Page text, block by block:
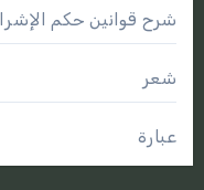
شرح قوانين حكم
شعر
عبارة